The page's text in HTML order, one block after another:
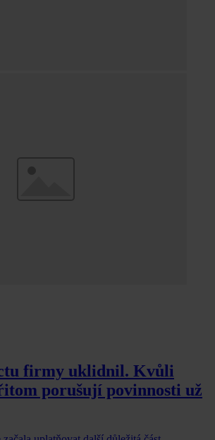
firmy uklidnil. Kvůli
porušují povinnosti už